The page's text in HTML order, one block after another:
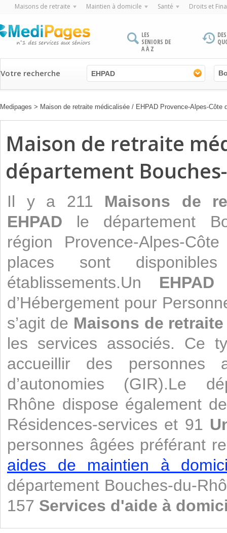
Maisons de retraite Maintien à domicile Santé Droits et
LES
SENIORS DE
A À Z
Votre recherche EHPAD
Medipages > Maison de retraite médicalisée / EHPAD Provence-Alpes-Côte
Maison de retraite
département
Il y a 211 Maisons de
EHPAD le département
région Provence-Alpes-
places sont
établissements.Un EHPAD
d’Hébergement pour
s’agit de Maisons de
les services associés. Ce
accueillir des personnes
d’autonomies (GIR).Le
Rhône dispose également
Résidences-services et 91
personnes âgées préférant
aides de maintien à
département Bouches-du-
157 Services d'aide à